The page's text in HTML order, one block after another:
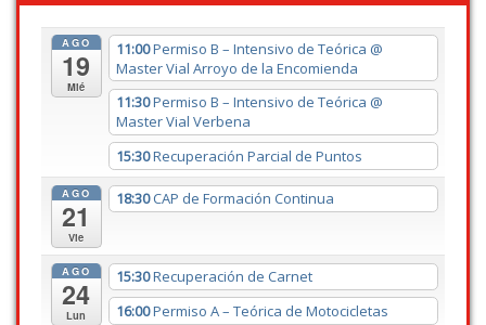
AGO
19
Mié
11:00Permiso B – Intensivo de Teórica @
Master Vial Arroyo de la Encomienda
11:30Permiso B – Intensivo de Teórica @
Master Vial Verbena
15:30Recuperación Parcial de Puntos
AGO
21
Vie
18:30CAP de Formación Continua
AGO
24
Lun
15:30Recuperación de Carnet
16:00Permiso A – Teórica de Motocicletas